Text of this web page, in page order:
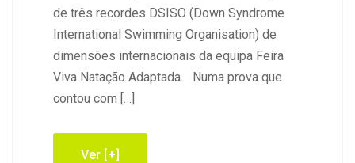
de três recordes DSISO (Down Syndrome
International Swimming Organisation) de
dimensões internacionais da equipa Feira
Viva Natação Adaptada. Numa prova que
contou com […]
Ver [+]